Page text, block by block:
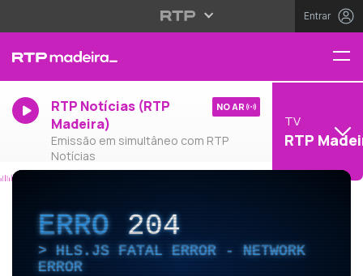
Entrar
RTP Notícias (RTP
Madeira)
Emissão em simultâneo com RTP
Notícias
NO AR
TV
RTP
ERRO204
HLS.JS FATAL ERROR - NETWORK
ERROR